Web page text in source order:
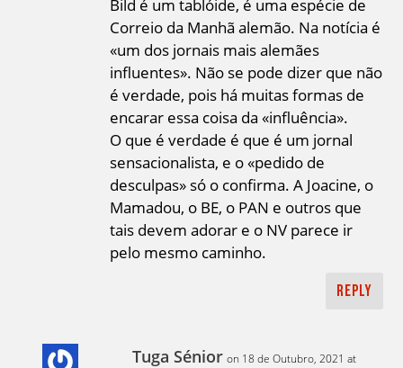
Bild é um tablóide, é uma espécie de
Correio da Manhã alemão. Na notícia é
«um dos jornais mais alemães
influentes». Não se pode dizer que não
é verdade, pois há muitas formas de
encarar essa coisa da «influência».
O que é verdade é que é um jornal
sensacionalista, e o «pedido de
desculpas» só o confirma. A Joacine, o
Mamadou, o BE, o PAN e outros que
tais devem adorar e o NV parece ir
pelo mesmo caminho.
Reply
Tuga Sénior on 18 de Outubro, 2021 at